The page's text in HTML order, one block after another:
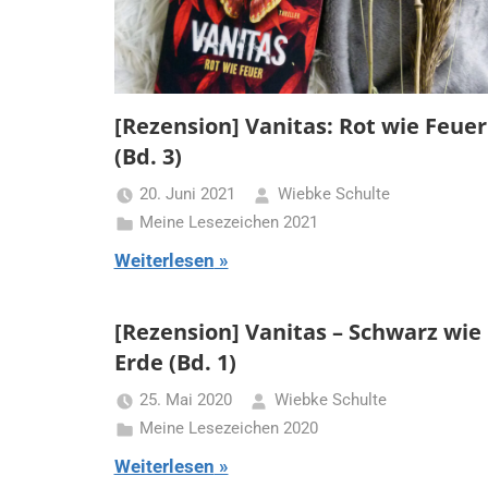
[Rezension] Vanitas: Rot wie Feuer
(Bd. 3)
20. Juni 2021
Wiebke Schulte
Meine Lesezeichen 2021
Weiterlesen
[Rezension] Vanitas – Schwarz wie
Erde (Bd. 1)
25. Mai 2020
Wiebke Schulte
Meine Lesezeichen 2020
Weiterlesen